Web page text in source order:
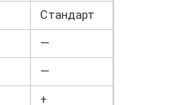
Стандарт
—
—
+